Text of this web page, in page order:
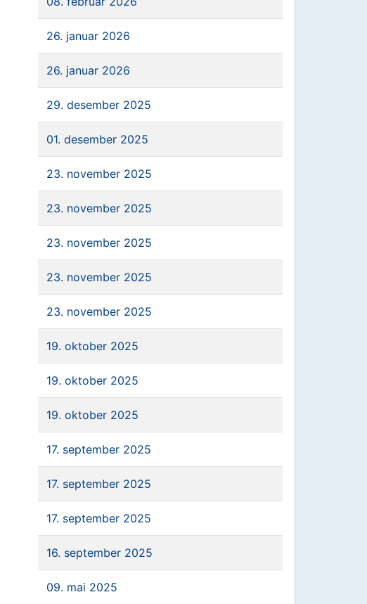
26. januar 2026
26. januar 2026
29. desember 2025
01. desember 2025
23. november 2025
23. november 2025
23. november 2025
23. november 2025
23. november 2025
19. oktober 2025
19. oktober 2025
19. oktober 2025
17. september 2025
17. september 2025
17. september 2025
16. september 2025
09. mai 2025